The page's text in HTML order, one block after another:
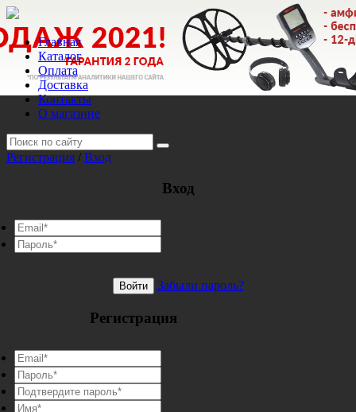
Главная
Каталог
Оплата
Доставка
Контакты
О магазине
Регистрация / Вход
Вход
Войти Забыли пароль?
Регистрация